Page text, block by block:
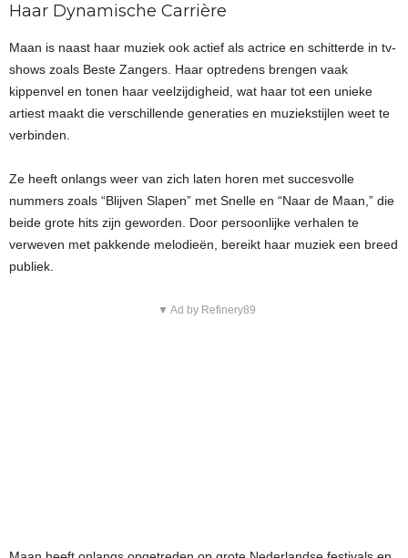
Haar Dynamische Carrière
Maan is naast haar muziek ook actief als actrice en schitterde in tv-
shows zoals Beste Zangers. Haar optredens brengen vaak
kippenvel en tonen haar veelzijdigheid, wat haar tot een unieke
artiest maakt die verschillende generaties en muziekstijlen weet te
verbinden.
Ze heeft onlangs weer van zich laten horen met succesvolle
nummers zoals “Blijven Slapen” met Snelle en “Naar de Maan,” die
beide grote hits zijn geworden. Door persoonlijke verhalen te
verweven met pakkende melodieën, bereikt haar muziek een breed
publiek.
▼ Ad by Refinery89